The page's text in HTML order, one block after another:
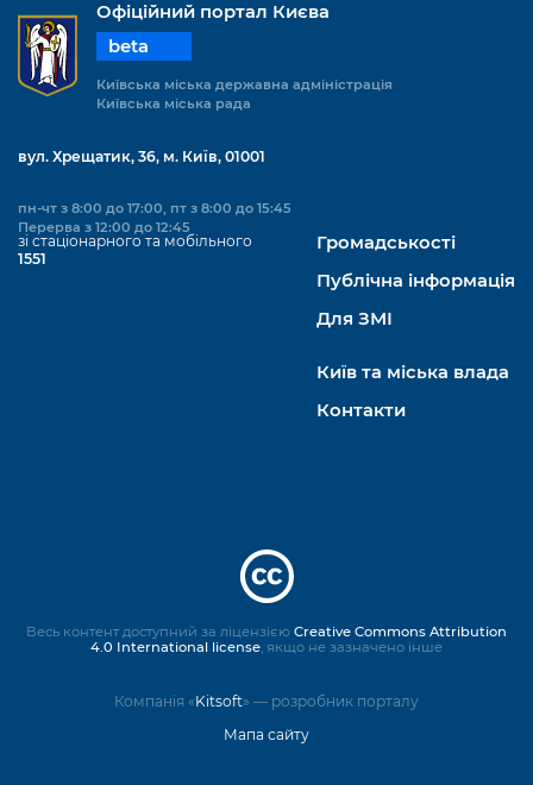
Офіційний портал Києва
beta
Київська міська державна адміністрація
Київська міська рада
вул. Хрещатик, 36, м. Київ, 01001
пн-чт з 8:00 до 17:00, пт з 8:00 до 15:45
Перерва з 12:00 до 12:45
зі стаціонарного та мобільного
1551
Громадськості
Публічна інформація
Для ЗМІ
Київ та міська влада
Контакти
Компанія «Kitsoft» — розробник порталу
Мапа сайту
Весь контент доступний за ліцензією Creative Commons Attribution
4.0 International license, якщо не зазначено інше